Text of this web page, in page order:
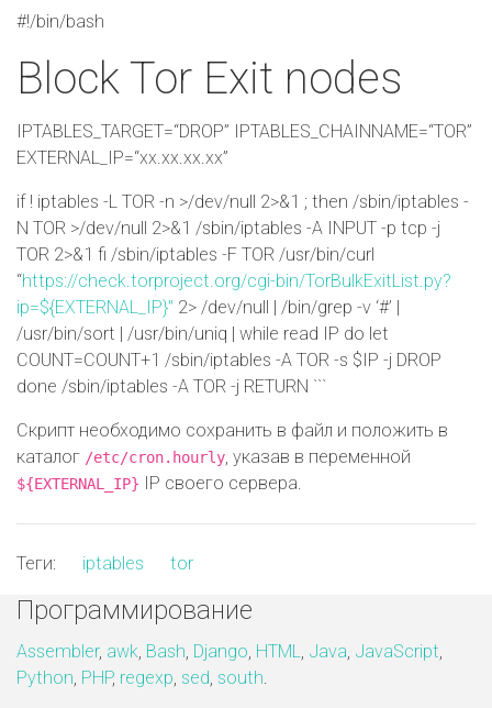
#!/bin/bash
Block Tor Exit nodes
IPTABLES_TARGET=“DROP” IPTABLES_CHAINNAME=“TOR”
EXTERNAL_IP=“xx.xx.xx.xx”
if ! iptables -L TOR -n >/dev/null 2>&1 ; then /sbin/iptables -
N TOR >/dev/null 2>&1 /sbin/iptables -A INPUT -p tcp -j
TOR 2>&1 fi /sbin/iptables -F TOR /usr/bin/curl
“https://check.torproject.org/cgi-bin/TorBulkExitList.py?
ip=${EXTERNAL_IP}" 2> /dev/null | /bin/grep -v ‘#’ |
/usr/bin/sort | /usr/bin/uniq | while read IP do let
COUNT=COUNT+1 /sbin/iptables -A TOR -s $IP -j DROP
done /sbin/iptables -A TOR -j RETURN ```
Скрипт необходимо сохранить в файл и положить в
каталог /etc/cron.hourly, указав в переменной
${EXTERNAL_IP} IP своего сервера.
Теги: iptables tor
Программирование
Assembler, awk, Bash, Django, HTML, Java, JavaScript,
Python, PHP, regexp, sed, south.